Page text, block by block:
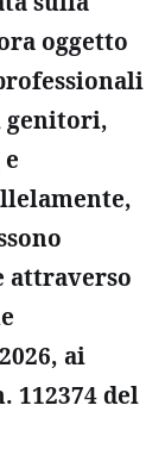
oggetto
genitori,
e
attraverso
ai
112374 del